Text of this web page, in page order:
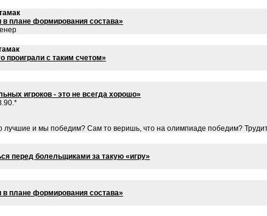
плане формирования состава»
проиграли с таким счетом»
игроков - это не всегда хорошо»
лучшие и мы победим? Сам то веришь, что на олимпиаде победим?
перед болельщиками за такую «игру»
плане формирования состава»